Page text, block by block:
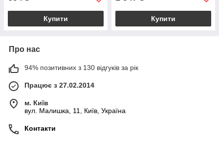
Купити Купити
Про нас
94% позитивних з 130 відгуків за рік
Працює з 27.02.2014
м. Київ
вул. Малишка, 11, Київ, Україна
Контакти